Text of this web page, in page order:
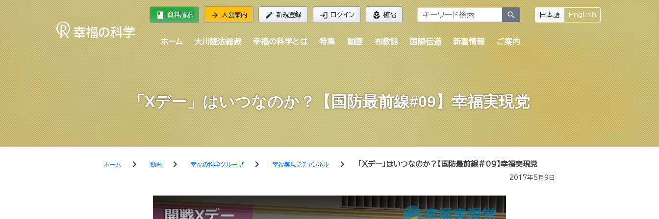
book 資料請求 arrow_forward 入会案内 edit 新規登録 login ログイン local_florist 植福 search 日本語 English
ホーム 大川隆法総裁 幸福の科学とは 特集 動画 布教誌 国際伝道 新着情報 ご案内
「Xデー」はいつなのか？【国防最前線#09】幸福実現党
ホーム chevron_right 動画 chevron_right 幸福の科学グループ chevron_right 幸福実現党チャンネル chevron_right 「Xデー」はいつなのか？【国防最前線#09】幸福実現党
2017年5月9日